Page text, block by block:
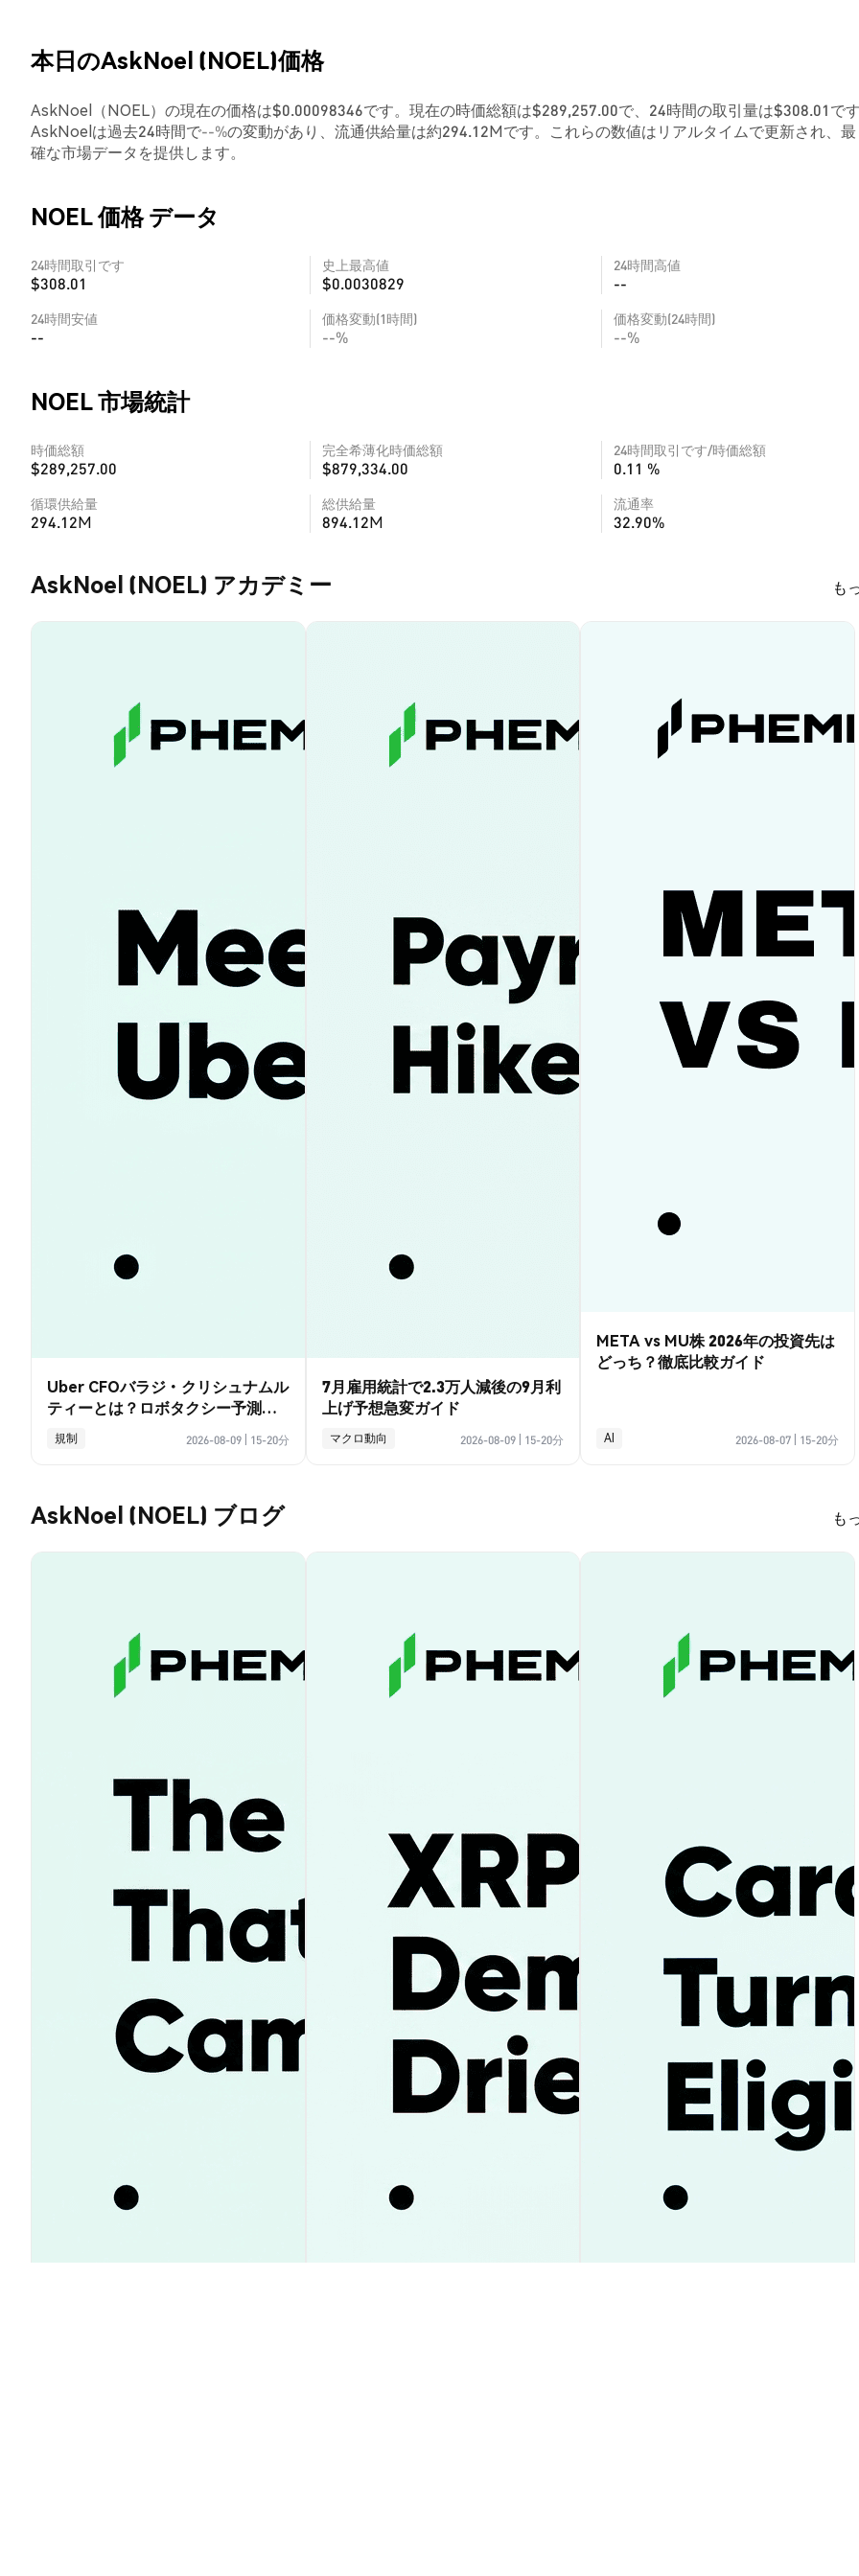
本日のAskNoel (NOEL)価格
AskNoel（NOEL）の現在の価格は$0.00098346です。現在の時価総額は$289,257.00で、24時間の取引量は$308.01で
AskNoelは過去24時間で--%の変動があり、流通供給量は約294.12Mです。これらの数値はリアルタイムで更新され、
確な市場データを提供します。
NOEL 価格 データ
24時間取引です
$308.01
史上最高値
$0.0030829
24時間高値
--
24時間安値
--
価格変動(1時間)
--%
価格変動(24時間)
--%
NOEL 市場統計
時価総額
$289,257.00
完全希薄化時価総額
$879,334.00
24時間取引です/時価総額
0.11 %
循環供給量
294.12M
総供給量
894.12M
流通率
32.90%
AskNoel (NOEL) アカデミー も
Uber CFOバラジ・クリシュナムル
ティーとは？ロボタクシー予測と
賭けの全ガイド
規制 2026-08-09 15-20分
7月雇用統計で2.3万人減後の9月利
上げ予想急変ガイド
マクロ動向 2026-08-09 15-20分
META vs MU株 2026年の投資先は
どっち？徹底比較ガイド
AI 2026-08-07 15-20分
AskNoel (NOEL) ブログ も